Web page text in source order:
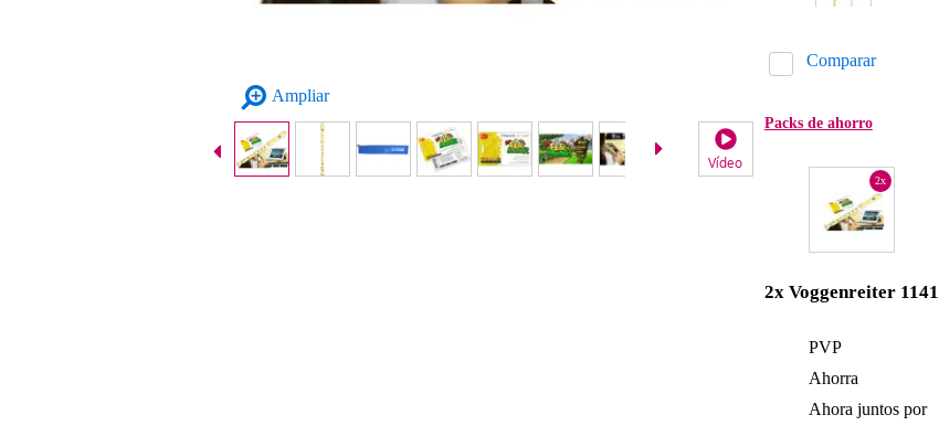
Ampliar
Vídeo
Comparar
Packs de ahorro
2x
2x Voggenreiter 1141
PVP
Ahorra
Ahora juntos por